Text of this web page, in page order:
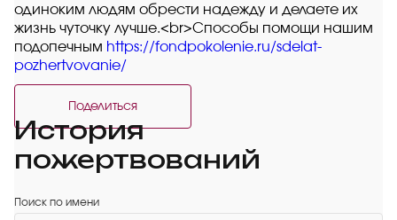
одиноким людям обрести надежду и делаете их
жизнь чуточку лучше.<br>Способы помощи нашим
подопечным https://fondpokolenie.ru/sdelat-
pozhertvovanie/
Поделиться
История
пожертвований
Поиск по имени